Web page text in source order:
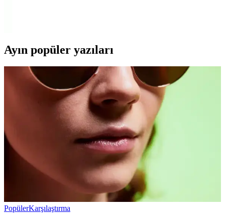
Ayın popüler yazıları
PopülerKarşılaştırma